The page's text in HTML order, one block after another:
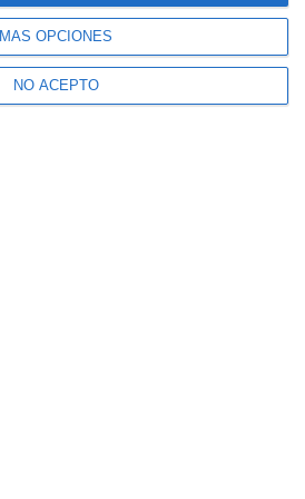
MÁS OPCIONES
NO ACEPTO